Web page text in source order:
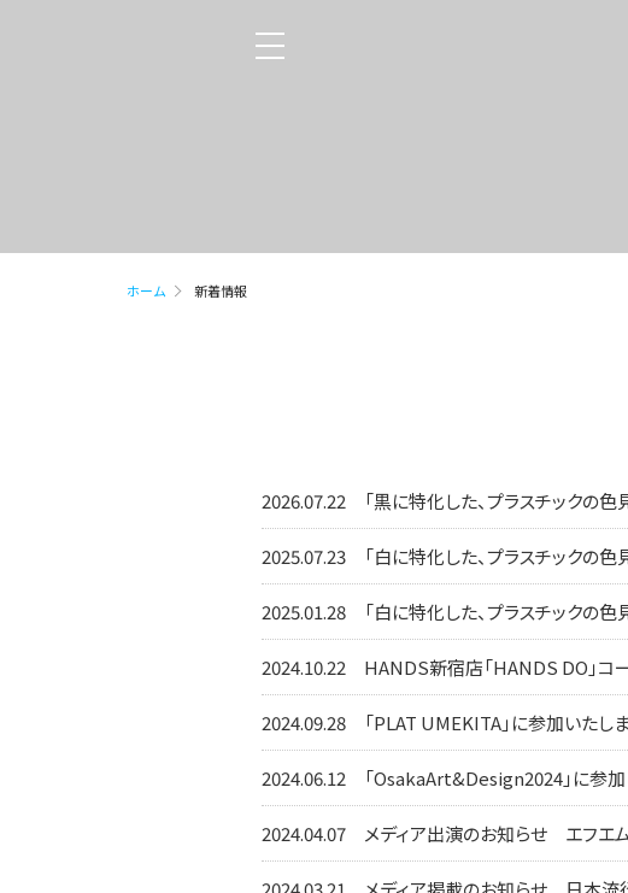
toggle
navigation
ホーム 新着情報
2026.07.22 「黒に特化した、プラスチックの
2025.07.23 「白に特化した、プラスチックの
2025.01.28 「白に特化した、プラスチックの
2024.10.22 HANDS新宿店「HANDS DO」コ
2024.09.28 「PLAT UMEKITA」に参加いたし
2024.06.12 「OsakaArt&Design2024」に参加
2024.04.07 メディア出演のお知らせ エフエ